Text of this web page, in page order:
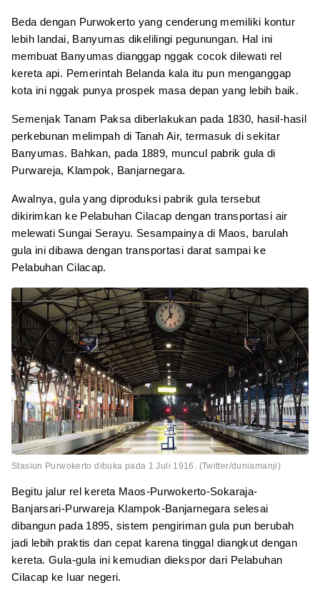
Beda dengan Purwokerto yang cenderung memiliki kontur
lebih landai, Banyumas dikelilingi pegunungan. Hal ini
membuat Banyumas dianggap nggak cocok dilewati rel
kereta api. Pemerintah Belanda kala itu pun menganggap
kota ini nggak punya prospek masa depan yang lebih baik.
Semenjak Tanam Paksa diberlakukan pada 1830, hasil-hasil
perkebunan melimpah di Tanah Air, termasuk di sekitar
Banyumas. Bahkan, pada 1889, muncul pabrik gula di
Purwareja, Klampok, Banjarnegara.
Awalnya, gula yang diproduksi pabrik gula tersebut
dikirimkan ke Pelabuhan Cilacap dengan transportasi air
melewati Sungai Serayu. Sesampainya di Maos, barulah
gula ini dibawa dengan transportasi darat sampai ke
Pelabuhan Cilacap.
Stasiun Purwokerto dibuka pada 1 Juli 1916. (Twitter/duniamanji)
Begitu jalur rel kereta Maos-Purwokerto-Sokaraja-
Banjarsari-Purwareja Klampok-Banjarnegara selesai
dibangun pada 1895, sistem pengiriman gula pun berubah
jadi lebih praktis dan cepat karena tinggal diangkut dengan
kereta. Gula-gula ini kemudian diekspor dari Pelabuhan
Cilacap ke luar negeri.